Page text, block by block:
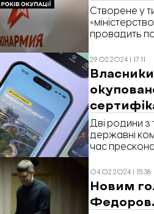
Створене у
провадить
сталося з
29.02.2024 | 17:11
Дві родини
державні
час
Запоріжжя».
пошкоджене
належать до
Запорізький
04.02.2024 | 15:38
Новим
Федоров.